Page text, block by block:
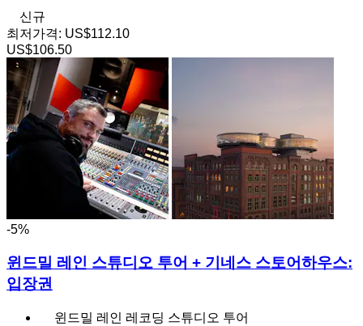
신규
최저가격: US$112.10
US$106.50
-5%
윈드밀 레인 스튜디오 투어 + 기네스 스토어하우스:
입장권
윈드밀 레인 레코딩 스튜디오 투어